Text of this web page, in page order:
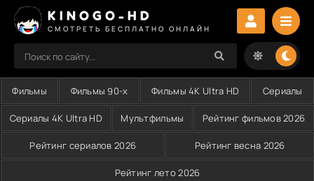
KINOGO-HD
СМОТРЕТЬ БЕСПЛАТНО ОНЛАЙН
Фильмы Фильмы 90-х Фильмы 4K Ultra HD Сериалы
Сериалы 4K Ultra HD Мультфильмы Рейтинг фильмов 2026
Рейтинг сериалов 2026 Рейтинг весна 2026
Рейтинг лето 2026